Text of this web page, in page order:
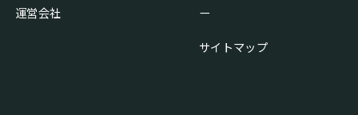
運営会社
ー
サイトマップ